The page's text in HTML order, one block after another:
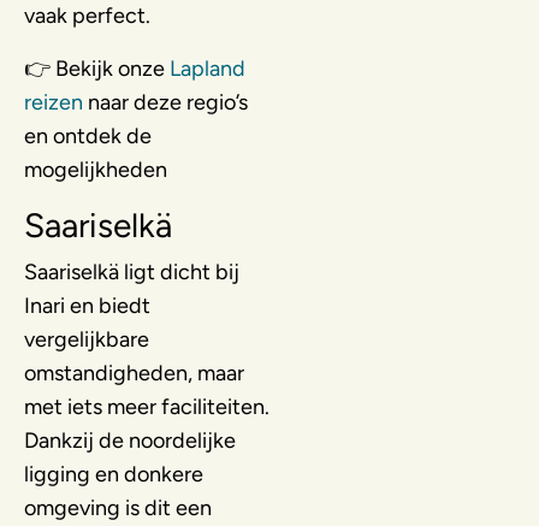
vaak perfect.
👉 Bekijk onze Lapland
reizen naar deze regio’s
en ontdek de
mogelijkheden
Saariselkä
Saariselkä ligt dicht bij
Inari en biedt
vergelijkbare
omstandigheden, maar
met iets meer faciliteiten.
Dankzij de noordelijke
ligging en donkere
omgeving is dit een